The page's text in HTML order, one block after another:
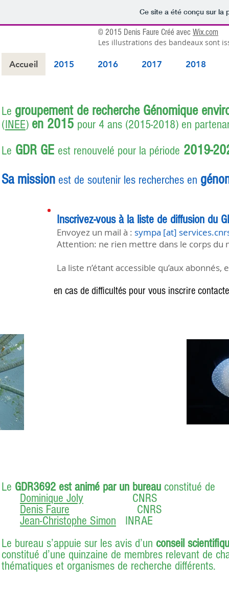
Ce site a été conçu sur la
© 2015 Denis Faure Créé avec Wix.com
Les illustrations des bandeaux sont
Accueil 2015 2016 2017 2018
Le groupement de recherche Génomique
(INEE) en 2015 pour 4 ans (2015-2018) en
Le GDR GE est renouvelé pour la période 2019-
Sa mission est de soutenir les recherches en
Inscrivez-vous à la liste de diffusion du
Envoyez un mail à : sympa [at]
Attention: ne rien mettre dans le corps du
La liste n’étant accessible qu’aux
en cas de difficultés pour vous inscrire
Le GDR3692 est animé par un bureau constitué de
Dominique Joly CNRS
Denis Faure CNRS
Jean-Christophe Simon INRAE
Le bureau s’appuie sur les avis d’un conseil
constitué d’une quinzaine de membres relevant de
thématiques et organismes de recherche différents.